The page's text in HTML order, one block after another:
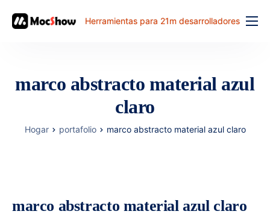
Herramientas para 21m desarrolladores
documento
marco abstracto material azul
claro
Hogar portafolio marco abstracto material azul claro
marco abstracto material azul claro